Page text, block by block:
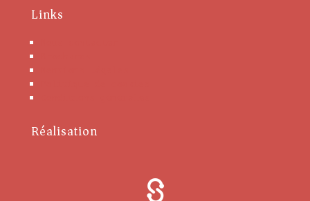
Links
Réalisation